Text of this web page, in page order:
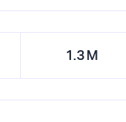
1.3M